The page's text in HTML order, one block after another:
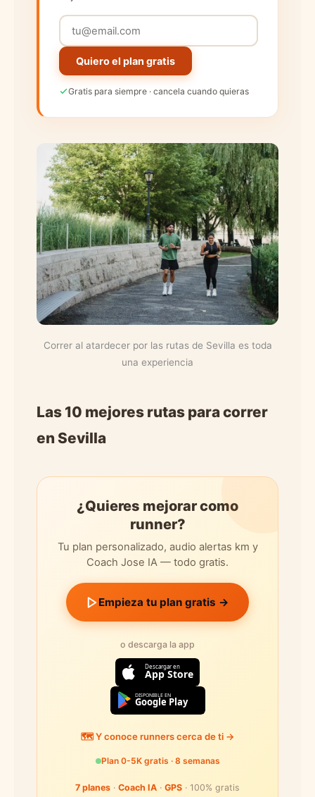
Quiero el plan gratis
Gratis para siempre · cancela cuando quieras
Correr al atardecer por las rutas de Sevilla es toda
una experiencia
Las 10 mejores rutas para correr
en Sevilla
¿Quieres mejorar como
runner?
Tu plan personalizado, audio alertas km y
Coach Jose IA — todo gratis.
Empieza tu plan gratis →
o descarga la app
Descargar en
App Store
DISPONIBLE EN
Google Play
🗺️ Y conoce runners cerca de ti →
Plan 0-5K gratis · 8 semanas
7 planes · Coach IA · GPS · 100% gratis